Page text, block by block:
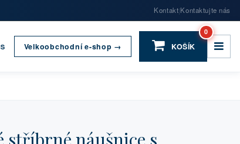
Kontakt|Kontaktujte nás
Velkoobchodní e-shop → KOŠÍK
0
stříbrné náušnice s